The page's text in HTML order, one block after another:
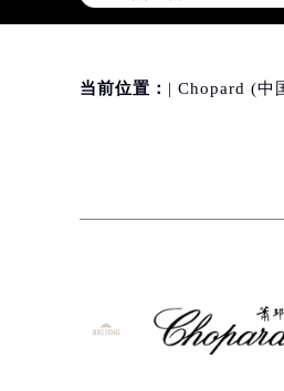
南京市秦
徐州市鼓
盐城市
绍兴市
嘉兴市南
南昌市
当前位置： | Chopard (中